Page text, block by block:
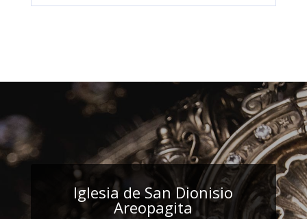
Iglesia de San Dionisio
Areopagita